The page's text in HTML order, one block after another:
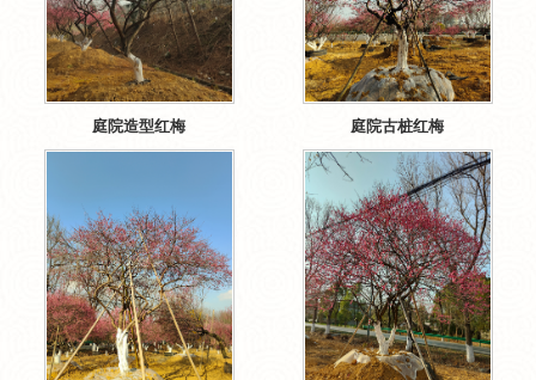
庭院造型红梅 庭院古桩红梅